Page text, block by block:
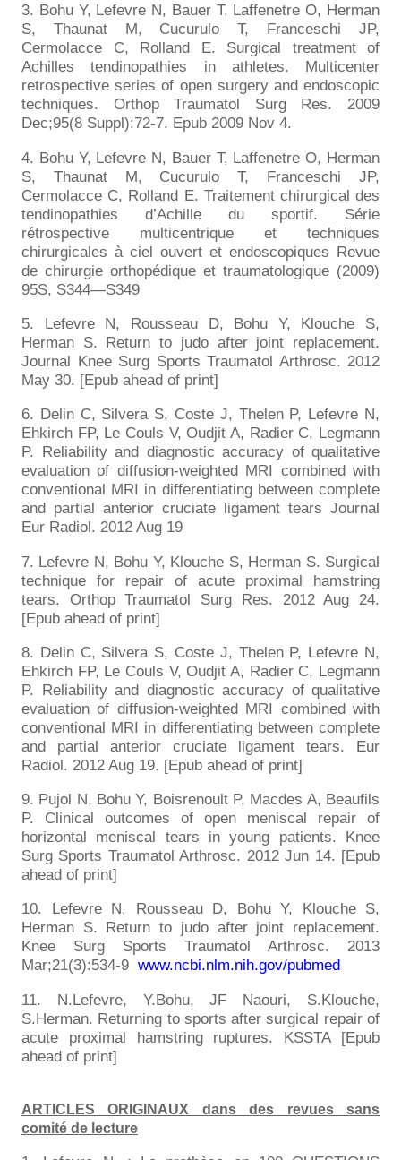
3. Bohu Y, Lefevre N, Bauer T, Laffenetre O, Herman
S, Thaunat M, Cucurulo T, Franceschi JP,
Cermolacce C, Rolland E. Surgical treatment of
Achilles tendinopathies in athletes. Multicenter
retrospective series of open surgery and endoscopic
techniques. Orthop Traumatol Surg Res. 2009
Dec;95(8 Suppl):72-7. Epub 2009 Nov 4.
4. Bohu Y, Lefevre N, Bauer T, Laffenetre O, Herman
S, Thaunat M, Cucurulo T, Franceschi JP,
Cermolacce C, Rolland E. Traitement chirurgical des
tendinopathies d’Achille du sportif. Série
rétrospective multicentrique et techniques
chirurgicales à ciel ouvert et endoscopiques Revue
de chirurgie orthopédique et traumatologique (2009)
95S, S344—S349
5. Lefevre N, Rousseau D, Bohu Y, Klouche S,
Herman S. Return to judo after joint replacement.
Journal Knee Surg Sports Traumatol Arthrosc. 2012
May 30. [Epub ahead of print]
6. Delin C, Silvera S, Coste J, Thelen P, Lefevre N,
Ehkirch FP, Le Couls V, Oudjit A, Radier C, Legmann
P. Reliability and diagnostic accuracy of qualitative
evaluation of diffusion-weighted MRI combined with
conventional MRI in differentiating between complete
and partial anterior cruciate ligament tears Journal
Eur Radiol. 2012 Aug 19
7. Lefevre N, Bohu Y, Klouche S, Herman S. Surgical
technique for repair of acute proximal hamstring
tears. Orthop Traumatol Surg Res. 2012 Aug 24.
[Epub ahead of print]
8. Delin C, Silvera S, Coste J, Thelen P, Lefevre N,
Ehkirch FP, Le Couls V, Oudjit A, Radier C, Legmann
P. Reliability and diagnostic accuracy of qualitative
evaluation of diffusion-weighted MRI combined with
conventional MRI in differentiating between complete
and partial anterior cruciate ligament tears. Eur
Radiol. 2012 Aug 19. [Epub ahead of print]
9. Pujol N, Bohu Y, Boisrenoult P, Macdes A, Beaufils
P. Clinical outcomes of open meniscal repair of
horizontal meniscal tears in young patients. Knee
Surg Sports Traumatol Arthrosc. 2012 Jun 14. [Epub
ahead of print]
10. Lefevre N, Rousseau D, Bohu Y, Klouche S,
Herman S. Return to judo after joint replacement.
Knee Surg Sports Traumatol Arthrosc. 2013
Mar;21(3):534-9 www.ncbi.nlm.nih.gov/pubmed
11. N.Lefevre, Y.Bohu, JF Naouri, S.Klouche,
S.Herman. Returning to sports after surgical repair of
acute proximal hamstring ruptures. KSSTA [Epub
ahead of print]
ARTICLES ORIGINAUX dans des revues sans
comité de lecture